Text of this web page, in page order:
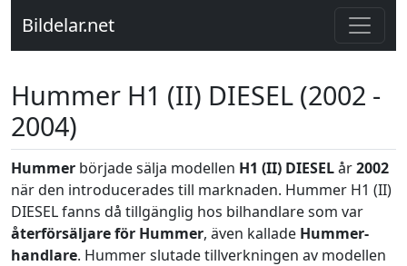
Bildelar.net
Hummer H1 (II) DIESEL (2002 -
2004)
Hummer började sälja modellen H1 (II) DIESELår2002
när den introducerades till marknaden. Hummer H1 (II)
DIESEL fanns då tillgänglig hos bilhandlare som var
återförsäljare för Hummer, även kallade Hummer-
handlare. Hummer slutade tillverkningen av modellen